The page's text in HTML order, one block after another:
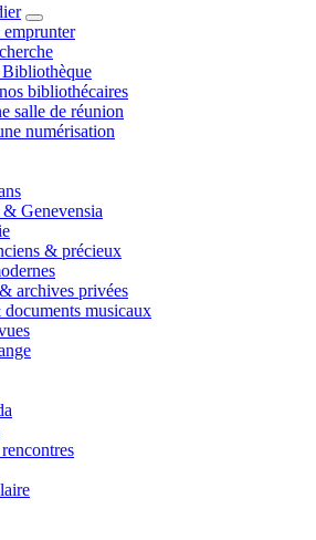
bibliothécaires
salle de réunion
numérisation
Genevensia
& précieux
archives privées
musicaux